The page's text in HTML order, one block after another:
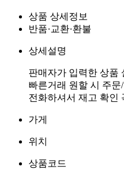
상품 상세정보
반품·교환·환불
상세설명
판매자가 입력한 상품
빠른거래 원할 시 주
가게
위치
상품코드